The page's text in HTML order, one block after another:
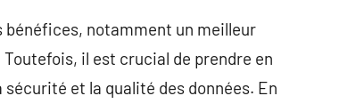
bénéfices, notamment un meilleur
il est crucial de prendre en
et la qualité des données. En